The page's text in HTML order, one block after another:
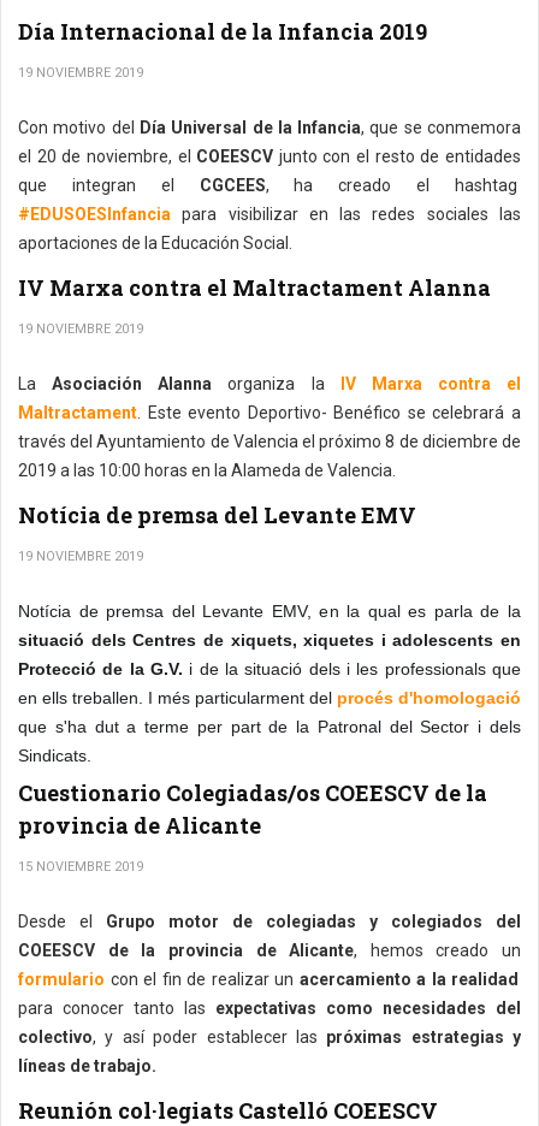
Día Internacional de la Infancia 2019
19 NOVIEMBRE 2019
Con motivo del Día Universal de la Infancia, que se conmemora
el 20 de noviembre, el COEESCV junto con el resto de entidades
que integran el CGCEES, ha creado el hashtag
#EDUSOESInfancia para visibilizar en las redes sociales las
aportaciones de la Educación Social.
IV Marxa contra el Maltractament Alanna
19 NOVIEMBRE 2019
La Asociación Alanna organiza la IV Marxa contra el
Maltractament . Este evento Deportivo- Benéfico se celebrará a
través del Ayuntamiento de Valencia el próximo 8 de diciembre de
2019 a las 10:00 horas en la Alameda de Valencia.
Notícia de premsa del Levante EMV
19 NOVIEMBRE 2019
Notícia de premsa del Levante EMV, en la qual es parla de la
situació dels Centres de xiquets, xiquetes i adolescents en
Protecció de la G.V. i de la situació dels i les professionals que
en ells treballen. I més particularment del procés d'homologació
que s'ha dut a terme per part de la Patronal del Sector i dels
Sindicats.
Cuestionario Colegiadas/os COEESCV de la
provincia de Alicante
15 NOVIEMBRE 2019
Desde el Grupo motor de colegiadas y colegiados del
COEESCV de la provincia de Alicante, hemos creado un
formulario con el fin de realizar un acercamiento a la realidad
para conocer tanto las expectativas como necesidades del
colectivo, y así poder establecer las próximas estrategias y
líneas de trabajo.
Reunión col·legiats Castelló COEESCV